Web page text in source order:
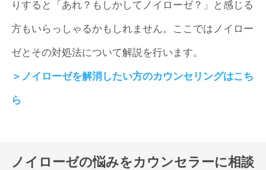
りすると「あれ？もしかしてノイローゼ？」と感じる
方もいらっしゃるかもしれません。ここではノイロー
ゼとその対処法について解説を行います。
＞ノイローゼを解消したい方のカウンセリングはこち
ら
ノイローゼの悩みをカウンセラーに相談